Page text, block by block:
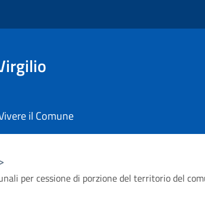
il Comune
>
per cessione di porzione del territorio del